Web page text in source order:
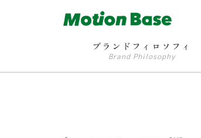
ブランドフィロソフィ
Brand Philosophy